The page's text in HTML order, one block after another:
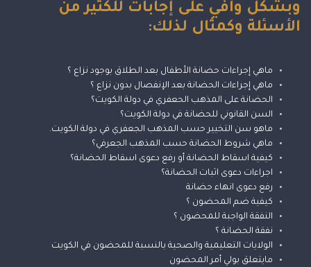
وبشكل وافي على إجابات للكثير من
الأسئلة وكمثال لذلك:
ماهي إجراءات حضانة الأطفال بعد الطلاق بوجود نزاع ؟
ماهي إجراءات الحضانة بعد الإنفصال بدون نزاع ؟
الحضانة على المذهب الحعفري في دولة الكويت؟
السن القانوني للحضانة في دولة الكويت؟
ماهو سن التخيير حسب المذهب الجعفري في دولة الكويت.
ماهي شروط الحضانة حسب المذهب الجعرفي؟
كيفية اسقاط الحضانة أو رفع دعوى اسقاط الحضانة؟
اجراءات دعوى اثبات الحضانة؟
رفع دعوى انهاء حضانة
كيفية ضم المحضون ؟
النفقة الواجبة للمحضون ؟
نفقة الحضانة ؟
الولايات التعليمية والصحية بالنسبة للمحضون في الكويت
مايتعلق بولي أمر المحضون